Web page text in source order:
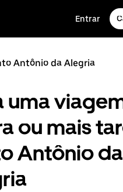
Entrar
Antônio da Alegria
uma
ou mais
Antônio da